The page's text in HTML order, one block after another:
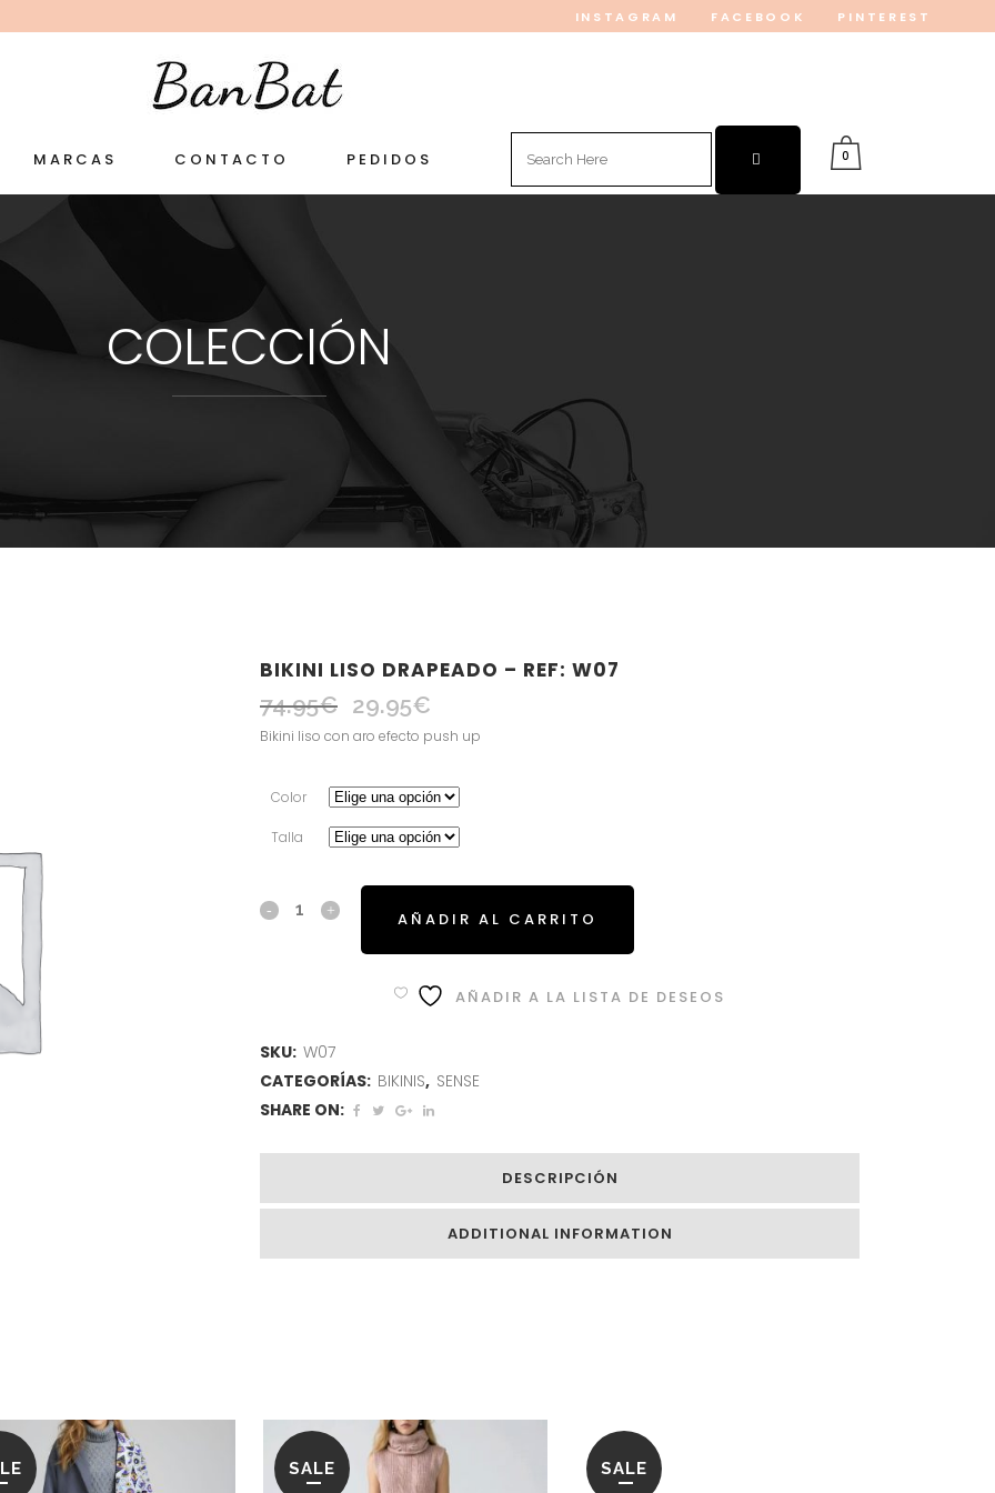
INSTAGRAM FACEBOOK PINTEREST
MARCAS CONTACTO PEDIDOS
Search
for:
0
COLECCIÓN
BIKINI LISO DRAPEADO – REF: W07
74.95€
El
precio
era:
29.95€
precio
es:
Bikini liso con aro efecto push up
Color
Talla
AÑADIR AL CARRITO
AÑADIR A LA LISTA DE DESEOS
SKU: W07
CATEGORÍAS: BIKINIS, SENSE
SHARE ON:
DESCRIPCIÓN
ADDITIONAL INFORMATION
SALE SALE